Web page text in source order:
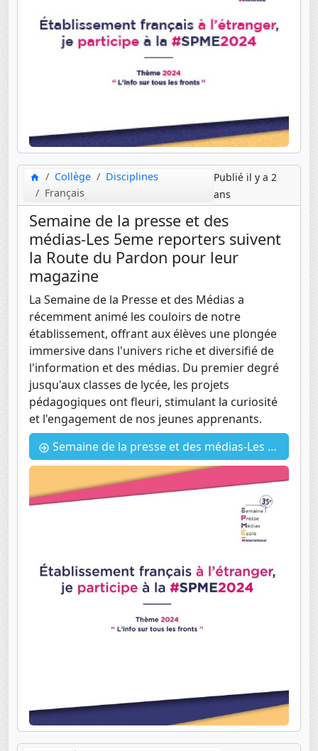
Collège
Disciplines
Français
Publié il y a 2
ans
Semaine de la presse et des
médias-Les 5eme reporters suivent
la Route du Pardon pour leur
magazine
La Semaine de la Presse et des Médias a
récemment animé les couloirs de notre
établissement, offrant aux élèves une plongée
immersive dans l'univers riche et diversifié de
l'information et des médias. Du premier degré
jusqu'aux classes de lycée, les projets
pédagogiques ont fleuri, stimulant la curiosité
et l'engagement de nos jeunes apprenants.
Semaine de la presse et des médias-Les 5eme reporters suivent la Route du Pardon pour leur magazine